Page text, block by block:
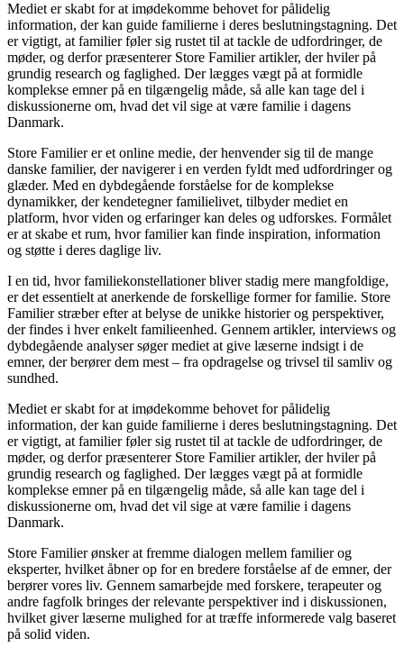
Mediet er skabt for at imødekomme behovet for pålidelig
information, der kan guide familierne i deres beslutningstagning. Det
er vigtigt, at familier føler sig rustet til at tackle de udfordringer, de
møder, og derfor præsenterer Store Familier artikler, der hviler på
grundig research og faglighed. Der lægges vægt på at formidle
komplekse emner på en tilgængelig måde, så alle kan tage del i
diskussionerne om, hvad det vil sige at være familie i dagens
Danmark.
Store Familier er et online medie, der henvender sig til de mange
danske familier, der navigerer i en verden fyldt med udfordringer og
glæder. Med en dybdegående forståelse for de komplekse
dynamikker, der kendetegner familielivet, tilbyder mediet en
platform, hvor viden og erfaringer kan deles og udforskes. Formålet
er at skabe et rum, hvor familier kan finde inspiration, information
og støtte i deres daglige liv.
I en tid, hvor familiekonstellationer bliver stadig mere mangfoldige,
er det essentielt at anerkende de forskellige former for familie. Store
Familier stræber efter at belyse de unikke historier og perspektiver,
der findes i hver enkelt familieenhed. Gennem artikler, interviews og
dybdegående analyser søger mediet at give læserne indsigt i de
emner, der berører dem mest – fra opdragelse og trivsel til samliv og
sundhed.
Mediet er skabt for at imødekomme behovet for pålidelig
information, der kan guide familierne i deres beslutningstagning. Det
er vigtigt, at familier føler sig rustet til at tackle de udfordringer, de
møder, og derfor præsenterer Store Familier artikler, der hviler på
grundig research og faglighed. Der lægges vægt på at formidle
komplekse emner på en tilgængelig måde, så alle kan tage del i
diskussionerne om, hvad det vil sige at være familie i dagens
Danmark.
Store Familier ønsker at fremme dialogen mellem familier og
eksperter, hvilket åbner op for en bredere forståelse af de emner, der
berører vores liv. Gennem samarbejde med forskere, terapeuter og
andre fagfolk bringes der relevante perspektiver ind i diskussionen,
hvilket giver læserne mulighed for at træffe informerede valg baseret
på solid viden.